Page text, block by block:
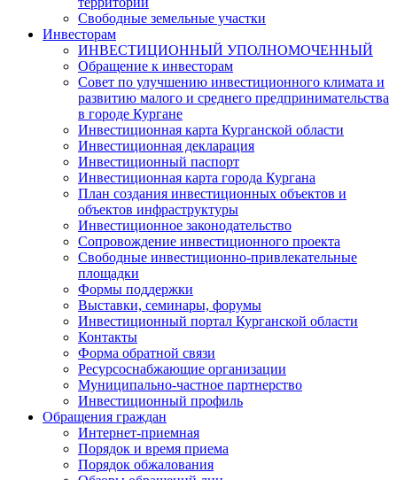
Свободные земельные участки
Инвесторам
ИНВЕСТИЦИОННЫЙ УПОЛНОМОЧЕННЫЙ
Обращение к инвесторам
Совет по улучшению инвестиционного климата и
развитию малого и среднего предпринимательства
в городе Кургане
Инвестиционная карта Курганской области
Инвестиционная декларация
Инвестиционный паспорт
Инвестиционная карта города Кургана
План создания инвестиционных объектов и
объектов инфраструктуры
Инвестиционное законодательство
Сопровождение инвестиционного проекта
Свободные инвестиционно-привлекательные
площадки
Формы поддержки
Выставки, семинары, форумы
Инвестиционный портал Курганской области
Контакты
Форма обратной связи
Ресурсоснабжающие организации
Муниципально-частное партнерство
Инвестиционный профиль
Обращения граждан
Интернет-приемная
Порядок и время приема
Порядок обжалования